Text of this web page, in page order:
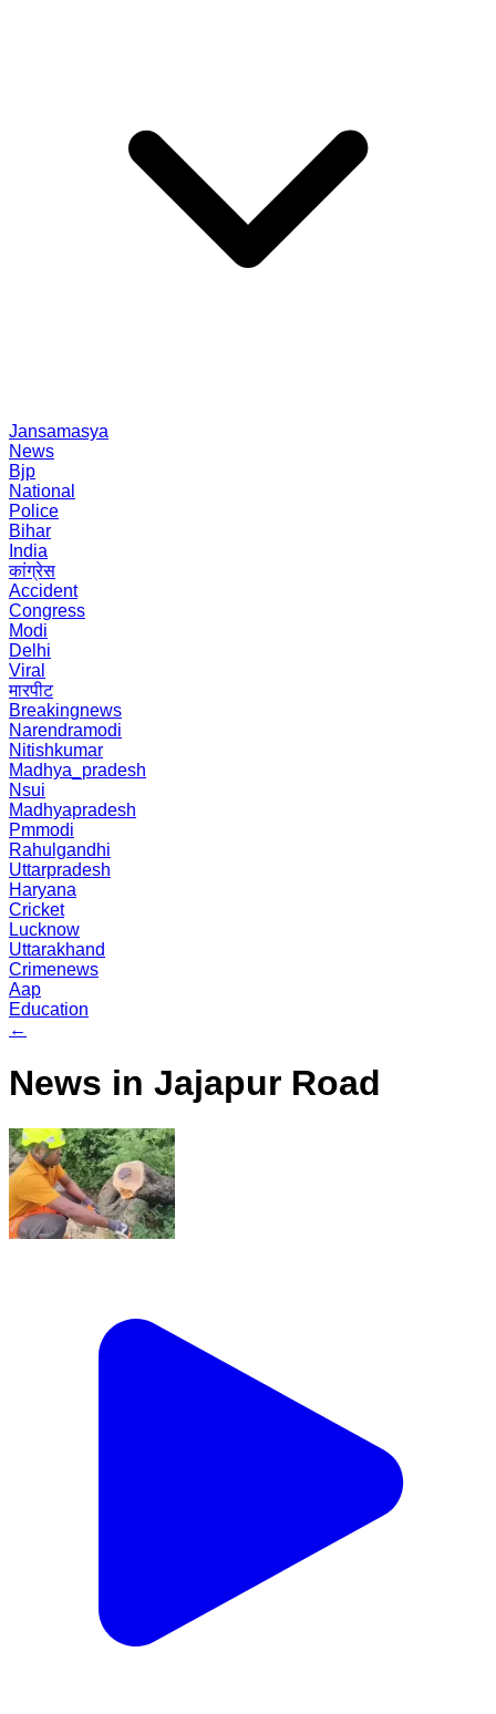
Jansamasya
News
Bjp
National
Police
Bihar
India
कांग्रेस
Accident
Congress
Modi
Delhi
Viral
मारपीट
Breakingnews
Narendramodi
Nitishkumar
Madhya_pradesh
Nsui
Madhyapradesh
Pmmodi
Rahulgandhi
Uttarpradesh
Haryana
Cricket
Lucknow
Uttarakhand
Crimenews
Aap
Education
←
News in Jajapur Road